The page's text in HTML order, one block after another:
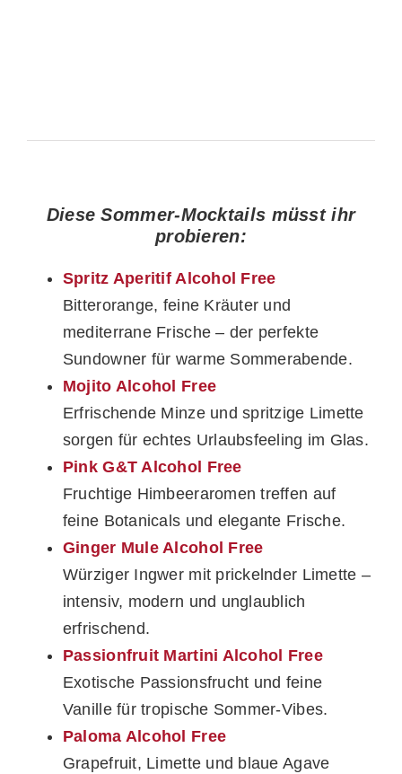
Diese Sommer-Mocktails müsst ihr
probieren:
Spritz Aperitif Alcohol Free
Bitterorange, feine Kräuter und
mediterrane Frische – der perfekte
Sundowner für warme Sommerabende.
Mojito Alcohol Free
Erfrischende Minze und spritzige Limette
sorgen für echtes Urlaubsfeeling im Glas.
Pink G&T Alcohol Free
Fruchtige Himbeeraromen treffen auf
feine Botanicals und elegante Frische.
Ginger Mule Alcohol Free
Würziger Ingwer mit prickelnder Limette –
intensiv, modern und unglaublich
erfrischend.
Passionfruit Martini Alcohol Free
Exotische Passionsfrucht und feine
Vanille für tropische Sommer-Vibes.
Paloma Alcohol Free
Grapefruit, Limette und blaue Agave